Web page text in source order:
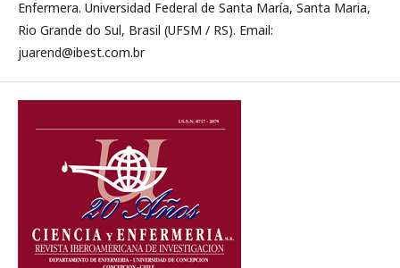
Enfermera. Universidad Federal de Santa María, Santa Maria,
Rio Grande do Sul, Brasil (UFSM / RS). Email:
juarend@ibest.com.br